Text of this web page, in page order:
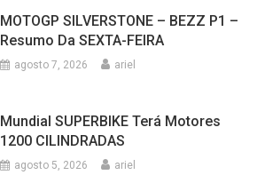
MOTOGP SILVERSTONE – BEZZ P1 –
Resumo Da SEXTA-FEIRA
agosto 7, 2026 ariel
Mundial SUPERBIKE Terá Motores
1200 CILINDRADAS
agosto 5, 2026 ariel